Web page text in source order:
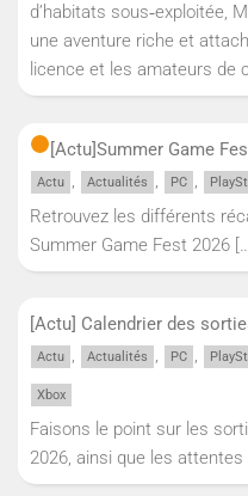
d’habitats sous‑exploitée,
une aventure riche et
licence et les amateurs de
[Actu]Summer Game
Actu , Actualités , PC ,
Retrouvez les différents
Summer Game Fest 2026
[Actu] Calendrier des
Actu , Actualités , PC ,
Xbox
Faisons le point sur les
2026, ainsi que les